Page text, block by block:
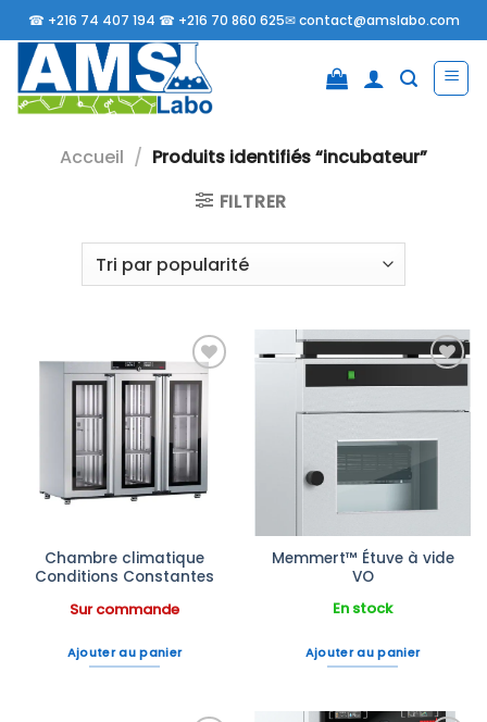
Passer
au
contenu
☎ +216 74 407 194 ☎ +216 70 860 625✉contact@amslabo.com
Accueil / Produits identifiés “incubateur”
FILTRER
Ajouter
à la liste
d’envies
Chambre climatique
Conditions Constantes
Sur commande
Ajouter au panier
à la liste
Memmert™ Étuve à vide
VO
En stock
Ajouter au panier